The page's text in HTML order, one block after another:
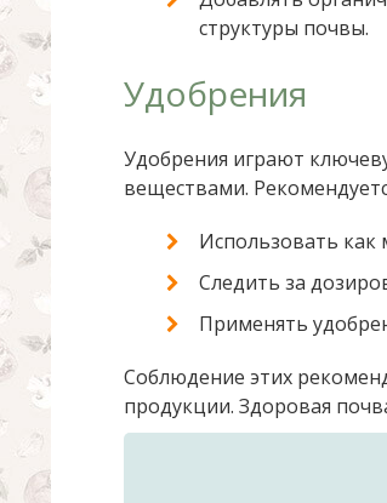
структуры почвы.
Удобрения
Удобрения играют
веществами.
Использовать как
Следить за
Применять
Соблюдение этих
продукции. Здоровая